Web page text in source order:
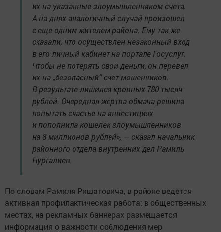
их на указанные злоумышленником счета.
А на днях аналогичный случай произошел
с еще одним жителем района. Ему так же
сказали, что осуществлен незаконный вход
в его личный кабинет на портале Госуслуг.
Чтобы не потерять свои деньги, он перевел
их на „безопасный“ счет мошенников.
В результате лишился кровных 780 тысяч
рублей. Очередная жертва обмана решила
попытать счастье на инвестициях
и пополнила кошелек злоумышленников
на 8 миллионов рублей», — сказал начальник
районного отдела внутренних дел Рамиль
Нургалиев.
По словам Рамиля Ришатовича, в районе ведется
активная профилактическая работа: в общественных
местах, на рекламных баннерах размещается
информация о важности соблюдения мер